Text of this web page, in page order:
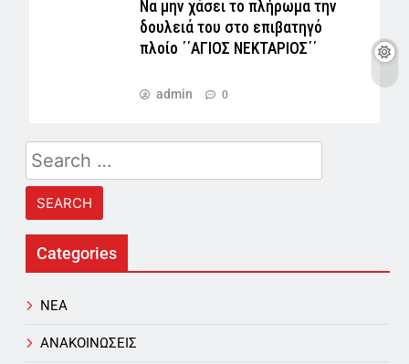
Να μην χάσει το πλήρωμα την
δουλειά του στο επιβατηγό
πλοίο ΄΄ΑΓΙΟΣ ΝΕΚΤΑΡΙΟΣ΄΄
admin 0
Search
for:
Categories
NEA
ΑΝΑΚΟΙΝΩΣΕΙΣ